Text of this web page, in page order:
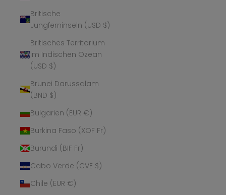
Britische
Jungferninseln (USD $)
Britisches Territorium
im Indischen Ozean
(USD $)
Brunei Darussalam
(BND $)
Bulgarien (EUR €)
Burkina Faso (XOF Fr)
Burundi (BIF Fr)
Cabo Verde (CVE $)
Chile (EUR €)